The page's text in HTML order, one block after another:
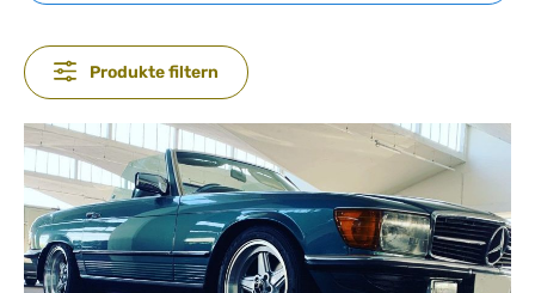
Produkte filtern
Bildergalerie überspringen